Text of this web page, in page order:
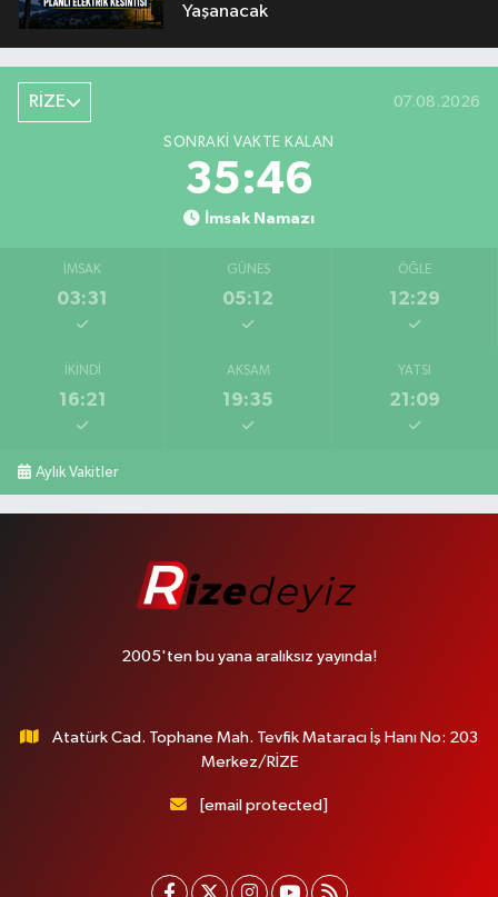
Yaşanacak
RİZE 07.08.2026
SONRAKI VAKTE KALAN
35:45
İmsak Namazı
İMSAK
03:31
GÜNEŞ
05:12
ÖĞLE
12:29
İKINDI
16:21
AKŞAM
19:35
YATSI
21:09
Aylık Vakitler
2005'ten bu yana aralıksız yayında!
Atatürk Cad. Tophane Mah. Tevfik Mataracı İş Hanı No: 203
Merkez/RİZE
[email protected]